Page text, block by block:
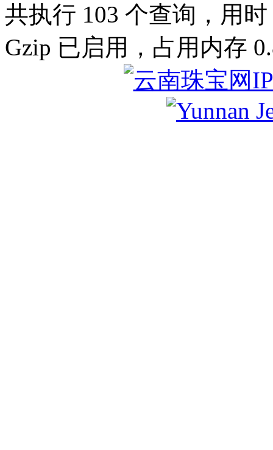
共执行 103 个查询，用
Gzip 已启用，占用内存